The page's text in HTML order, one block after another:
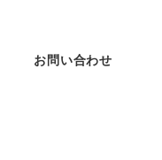
お問い合わせ